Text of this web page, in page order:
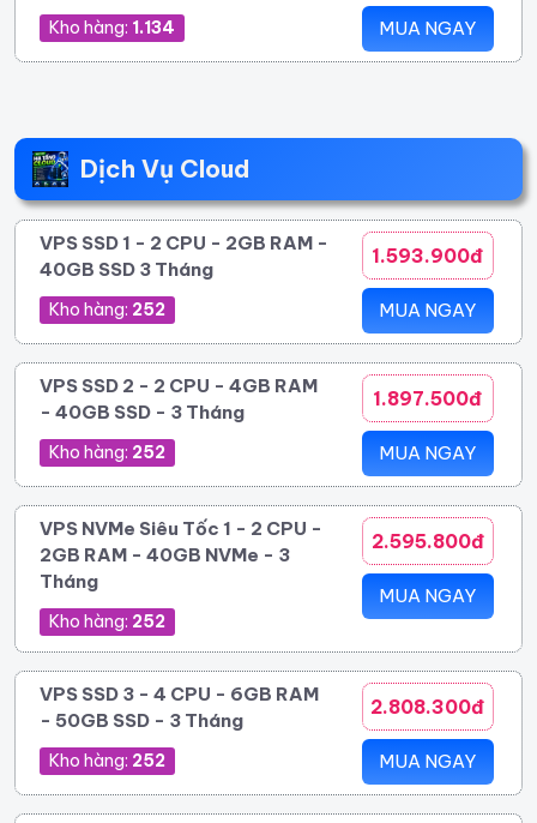
Kho hàng: 1.134 MUA NGAY
Dịch Vụ Cloud
VPS SSD 1 - 2 CPU - 2GB RAM -
40GB SSD 3 Tháng
Kho hàng: 252
1.593.900đ
MUA NGAY
VPS SSD 2 - 2 CPU - 4GB RAM
- 40GB SSD - 3 Tháng
Kho hàng: 252
1.897.500đ
MUA NGAY
VPS NVMe Siêu Tốc 1 - 2 CPU -
2GB RAM - 40GB NVMe - 3
Tháng
Kho hàng: 252
2.595.800đ
MUA NGAY
VPS SSD 3 - 4 CPU - 6GB RAM
- 50GB SSD - 3 Tháng
Kho hàng: 252
2.808.300đ
MUA NGAY